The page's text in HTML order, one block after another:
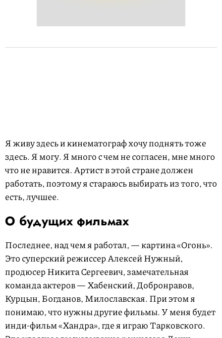
Я живу здесь и кинематограф хочу поднять тоже
здесь. Я могу. Я много с чем не согласен, мне много
что не нравится. Артист в этой стране должен
работать, поэтому я стараюсь выбирать из того, что
есть, лучшее.
О будущих фильмах
Последнее, над чем я работал, — картина «Огонь».
Это суперский режиссер Алексей Нужный,
продюсер Никита Сергеевич, замечательная
команда актеров — Хабенский, Добронравов,
Курцын, Богданов, Милославская. При этом я
понимаю, что нужны другие фильмы. У меня будет
инди-фильм «Хандра», где я играю Тарковского.